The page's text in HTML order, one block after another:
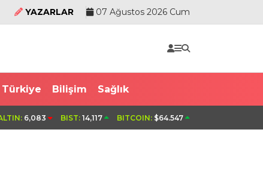
YAZARLAR 07 Ağustos 2026 Cum
Türkiye Bilişim Sağlık
Bolu Dağı Tüneli’nde alev
6,083 BIST: 14,117 BITCOIN: $64.547